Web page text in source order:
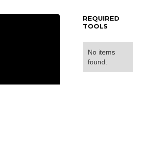
REQUIRED
TOOLS
No items
found.